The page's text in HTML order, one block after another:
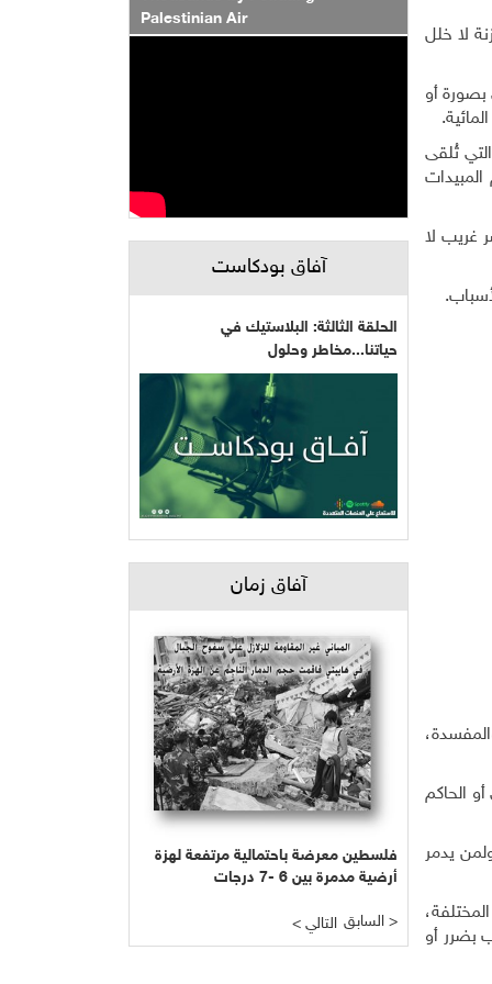
لا خلل
بصورة أو
تُلقى
المبيدات
غريب لا
الحاكم
يدمر
بضرر أو
Palestinian Air
آفاق بودكاست
الحلقة الثالثة: البلاستيك في
حياتنا...مخاطر وحلول
آفاق زمان
فلسطين معرضة باحتمالية مرتفعة لهزة
أرضية مدمرة بين 6 -7 درجات
< التالي السابق >